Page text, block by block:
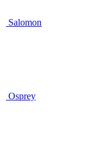
Salomon
Osprey